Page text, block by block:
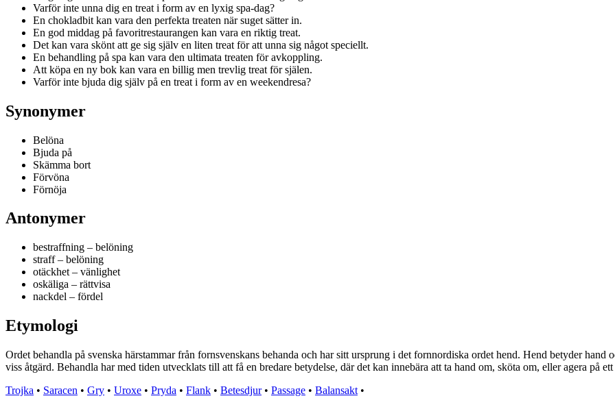
Varför inte unna dig en treat i form av en lyxig spa-dag?
En chokladbit kan vara den perfekta treaten när suget sätter in.
En god middag på favoritrestaurangen kan vara en riktig treat.
Det kan vara skönt att ge sig själv en liten treat för att unna sig något speciellt.
En behandling på spa kan vara den ultimata treaten för avkoppling.
Att köpa en ny bok kan vara en billig men trevlig treat för själen.
Varför inte bjuda dig själv på en treat i form av en weekendresa?
Synonymer
Belöna
Bjuda på
Skämma bort
Förvöna
Förnöja
Antonymer
bestraffning – belöning
straff – belöning
otäckhet – vänlighet
oskäliga – rättvisa
nackdel – fördel
Etymologi
Ordet behandla på svenska härstammar från fornsvenskans behanda och har sitt ursprung i det fornnordiska ordet hend. Hend betyder
viss åtgärd. Behandla har med tiden utvecklats till att få en bredare betydelse, där det kan innebära att ta hand om, sköta om, eller agera på
Trojka • Saracen • Gry • Uroxe • Pryda • Flank • Betesdjur• Passage • Balansakt •